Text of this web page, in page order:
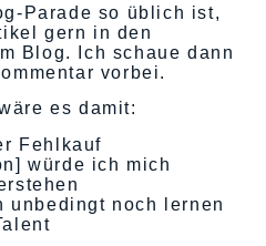
Parade so üblich ist,
gern in den
Blog. Ich schaue dann
vorbei.
es damit:
Fehlkauf
würde ich mich
noch lernen